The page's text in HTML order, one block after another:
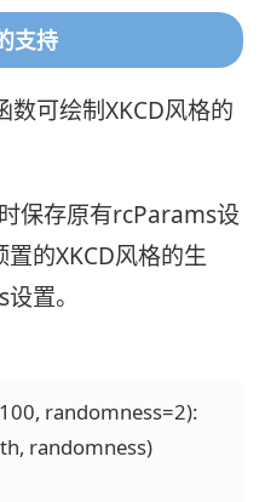
支持
可绘制XKCD风格的
保存原有rcParams设
的XKCD风格的生
置。
randomness=2):
randomness)